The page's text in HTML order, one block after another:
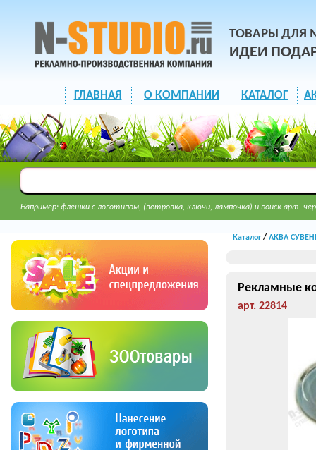
ТОВАРЫ ДЛЯ
ИДЕИ
ГЛАВНАЯ О КОМПАНИИ КАТАЛОГ
Например: флешки с логотипом, (ветровка, ключи, лампочка) и поиск арт.
Каталог/ АКВА
Рекламные
арт. 22814